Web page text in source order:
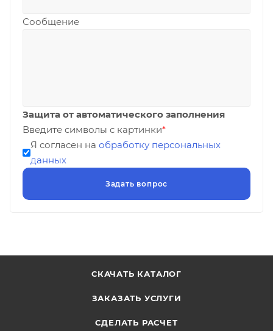
Сообщение
Защита от автоматического заполнения
Введите символы с картинки*
Я согласен на обработку персональных
данных
СКАЧАТЬ КАТАЛОГ
ЗАКАЗАТЬ УСЛУГИ
СДЕЛАТЬ РАСЧЕТ